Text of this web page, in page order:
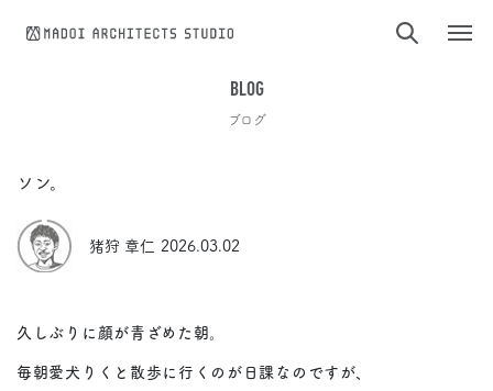
BLOG
ブログ
ソン。
猪狩 章仁 2026.03.02
久しぶりに顔が青ざめた朝。
毎朝愛犬りくと散歩に行くのが日課なのですが、